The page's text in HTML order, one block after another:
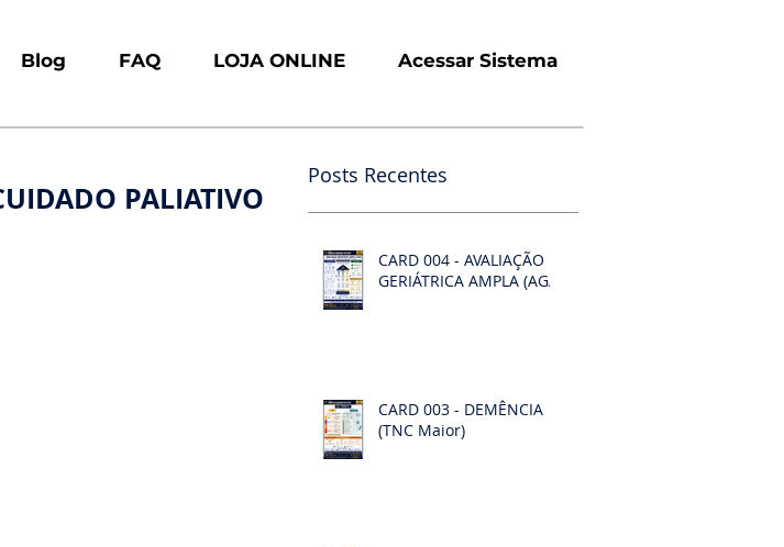
Blog FAQ LOJA ONLINE Acessar Sistema
PALIATIVO
Posts Recentes
CARD 004 - AVALIAÇÃO
GERIÁTRICA AMPLA (AGA)
CARD 003 - DEMÊNCIA
(TNC Maior)